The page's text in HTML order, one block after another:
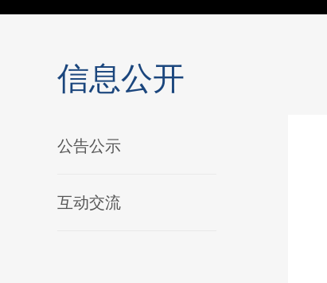
信息公开
公告公示
互动交流